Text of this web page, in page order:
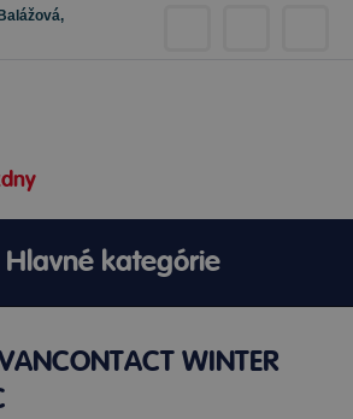
Hlavné kategórie
WINTER